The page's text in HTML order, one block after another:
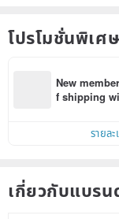
โปรโมชั่นพิเศษ
New
f shipping
within 7
รายล
เกี่ยวกับแบรน